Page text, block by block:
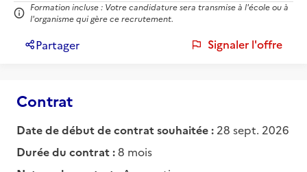
Formation incluse : Votre candidature sera transmise à l'école ou à
l'organisme qui gère ce recrutement.
Partager Signaler l'offre
Contrat
Date de début de contrat souhaitée : 28 sept. 2026
Durée du contrat :8 mois